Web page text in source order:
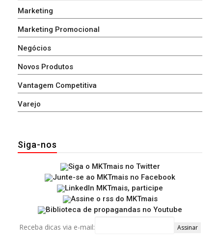
Marketing
Marketing Promocional
Negócios
Novos Produtos
Vantagem Competitiva
Varejo
Siga-nos
Receba dicas via e-mail: